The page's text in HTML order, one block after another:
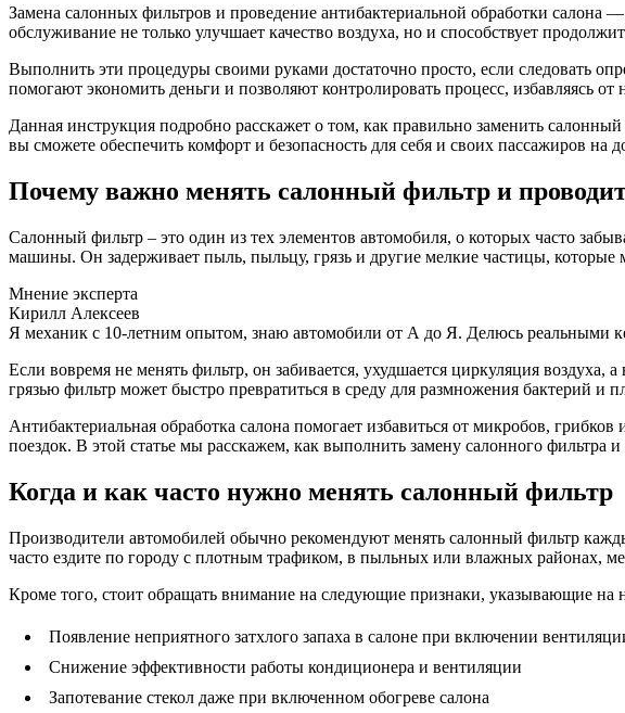
Замена салонных фильтров и проведение антибактериальной обработки салона
обслуживание не только улучшает качество воздуха, но и способствует
Выполнить эти процедуры своими руками достаточно просто, если следовать
помогают экономить деньги и позволяют контролировать процесс, избавляясь
Данная инструкция подробно расскажет о том, как правильно заменить
вы сможете обеспечить комфорт и безопасность для себя и своих пассажиров на
Почему важно менять салонный фильтр и
Салонный фильтр – это один из тех элементов автомобиля, о которых часто
машины. Он задерживает пыль, пыльцу, грязь и другие мелкие частицы, которые
Мнение эксперта
Кирилл Алексеев
Я механик с 10-летним опытом, знаю автомобили от А до Я. Делюсь реальными
Если вовремя не менять фильтр, он забивается, ухудшается циркуляция
грязью фильтр может быстро превратиться в среду для размножения бактерий и
Антибактериальная обработка салона помогает избавиться от микробов,
поездок. В этой статье мы расскажем, как выполнить замену салонного
Когда и как часто нужно менять салонный фильтр
Производители автомобилей обычно рекомендуют менять салонный фильтр
часто ездите по городу с плотным трафиком, в пыльных или влажных районах,
Кроме того, стоит обращать внимание на следующие признаки, указывающие на
Появление неприятного затхлого запаха в салоне при включении
Снижение эффективности работы кондиционера и вентиляции
Запотевание стекол даже при включенном обогреве салона